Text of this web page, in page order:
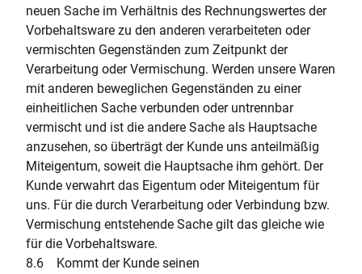
neuen Sache im Verhältnis des Rechnungswertes der
Vorbehaltsware zu den anderen verarbeiteten oder
vermischten Gegenständen zum Zeitpunkt der
Verarbeitung oder Vermischung. Werden unsere Waren
mit anderen beweglichen Gegenständen zu einer
einheitlichen Sache verbunden oder untrennbar
vermischt und ist die andere Sache als Hauptsache
anzusehen, so überträgt der Kunde uns anteilmäßig
Miteigentum, soweit die Hauptsache ihm gehört. Der
Kunde verwahrt das Eigentum oder Miteigentum für
uns. Für die durch Verarbeitung oder Verbindung bzw.
Vermischung entstehende Sache gilt das gleiche wie
für die Vorbehaltsware.
8.6 Kommt der Kunde seinen